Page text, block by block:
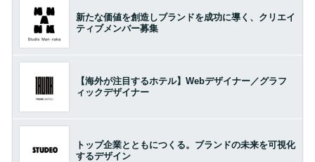
新たな価値を創造しブランドを成功に導く、クリエイ
ティブメンバー募集
【海外が注目するホテル】Webデザイナー／グラフ
ィックデザイナー
トップ企業とともにつくる。ブランドの未来を可視化
するデザイン